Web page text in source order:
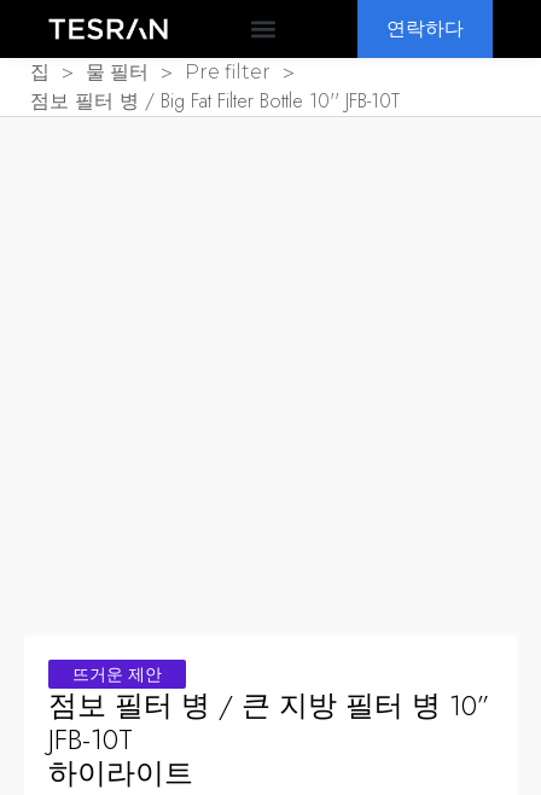
연락하다
집 > 물 필터 > Pre filter
>
점보 필터 병 / Big Fat Filter Bottle 10'' JFB-10T
뜨거운 제안
점보 필터 병 / 큰 지방 필터 병 10”
JFB-10T
하이라이트